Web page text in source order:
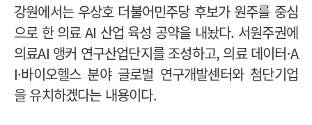
강원에서는 우상호 더불어민주당 후보가 원주를 중심
으로 한 의료 AI 산업 육성 공약을 내놨다. 서원주권에
의료AI 앵커 연구산업단지를 조성하고, 의료 데이터·A
I·바이오헬스 분야 글로벌 연구개발센터와 첨단기업
을 유치하겠다는 내용이다.